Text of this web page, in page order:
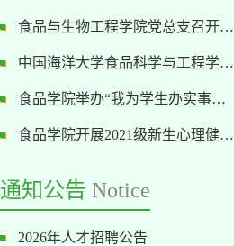
食品与生物工程学院党总支召开…
中国海洋大学食品科学与工程学…
食品学院举办“我为学生办实事…
食品学院开展2021级新生心理健…
通知公告 Notice
2026年人才招聘公告